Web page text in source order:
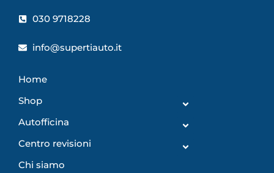
030 9718228
info@supertiauto.it
Home
Shop
Autofficina
Centro revisioni
Chi siamo